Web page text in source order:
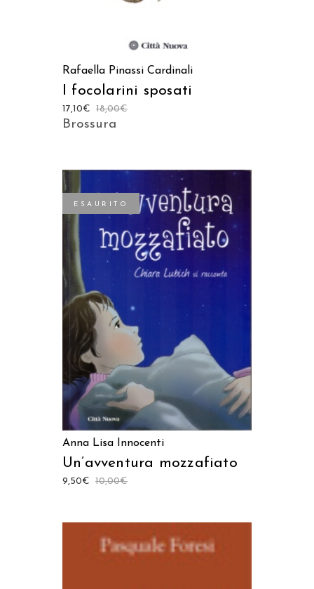
Rafaella Pinassi Cardinali
I focolarini sposati
18,00€
17,10€
Brossura
ESAURITO
Anna Lisa Innocenti
Un’avventura mozzafiato
10,00€
9,50€